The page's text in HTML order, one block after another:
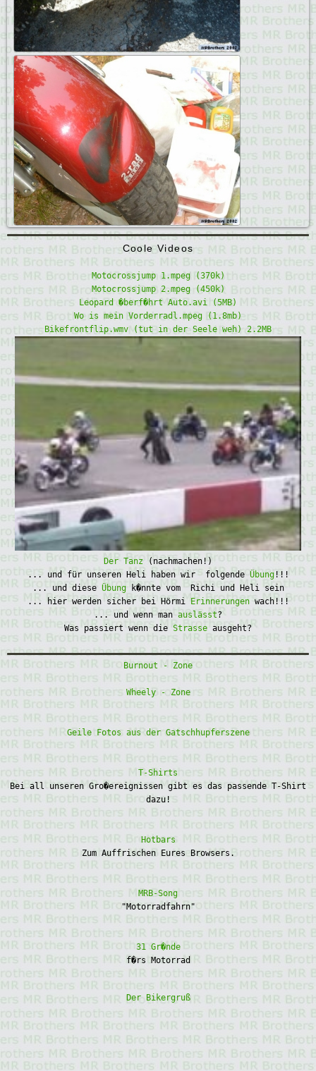
Coole Videos
Motocrossjump 1.mpeg (370k)
Motocrossjump 2.mpeg (450k)
Leopard �berf�hrt Auto.avi (5MB)
Wo is mein Vorderradl.mpeg (1.8mb)
Bikefrontflip.wmv (tut in der Seele weh) 2.2MB
Der Tanz (nachmachen!)
... und für unseren Heli haben wir folgende Übung!!!
... und diese Übungk�nnte vom Richi und Heli sein
... hier werden sicher bei Hörmi Erinnerungenwach!!!
... und wenn man auslässt?
Was passiert wenn die Strasse ausgeht?
Burnout - Zone
Wheely - Zone
Geile Fotos aus der Gatschhupferszene
T-Shirts
Bei all unseren Gro�ereignissen gibt es das passende T-Shirt
dazu!
Hotbars
Zum Auffrischen Eures Browsers.
MRB-Song
"Motorradfahrn"
31 Gr�nde
f�rs Motorrad
Der Bikergruß